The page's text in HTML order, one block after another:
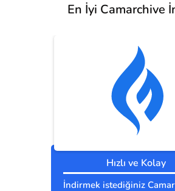
En İyi Camarchive
Hızlı ve Kolay
İndirmek istediğiniz